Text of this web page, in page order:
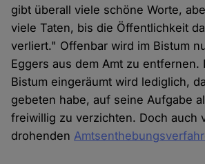
gibt überall viele schöne Worte,
viele Taten, bis die Öffentlichkeit
verliert." Offenbar wird im Bistum
Eggers aus dem Amt zu entfernen.
Bistum eingeräumt wird lediglich,
gebeten habe, auf seine Aufgabe
freiwillig zu verzichten. Doch auch
drohenden